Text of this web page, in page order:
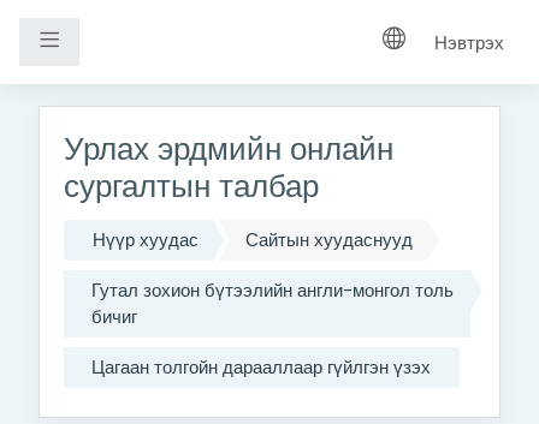
Хажуугийн самбар Нэвтрэх
Урлах эрдмийн онлайн
сургалтын талбар
Нүүр хуудас
Сайтын хуудаснууд
Гутал зохион бүтээлийн англи-монгол толь
бичиг
Цагаан толгойн дарааллаар гүйлгэн үзэх